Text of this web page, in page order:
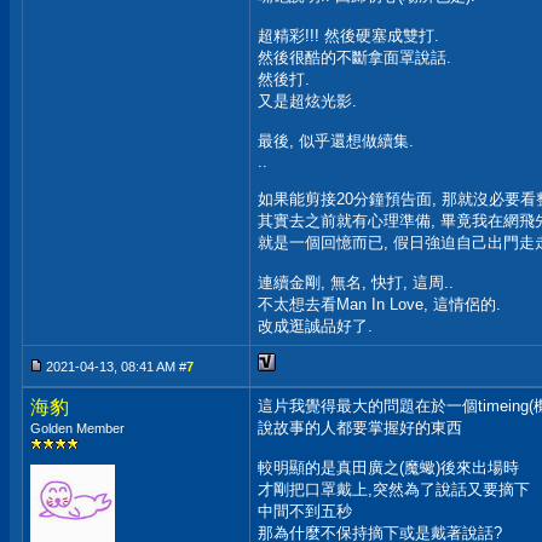
超精彩!!! 然後硬塞成雙打.
然後很酷的不斷拿面罩說話.
然後打.
又是超炫光影.
最後, 似乎還想做續集.
..
如果能剪接20分鐘預告面, 那就沒必要看
其實去之前就有心理準備, 畢竟我在網飛
就是一個回憶而已, 假日強迫自己出門走
連續金剛, 無名, 快打, 這周..
不太想去看Man In Love, 這情侶的.
改成逛誠品好了.
2021-04-13, 08:41 AM #7
海豹
Golden Member
這片我覺得最大的問題在於一個timeing(
說故事的人都要掌握好的東西
較明顯的是真田廣之(魔蠍)後來出場時
才剛把口罩戴上,突然為了說話又要摘下
中間不到五秒
那為什麼不保持摘下或是戴著說話?